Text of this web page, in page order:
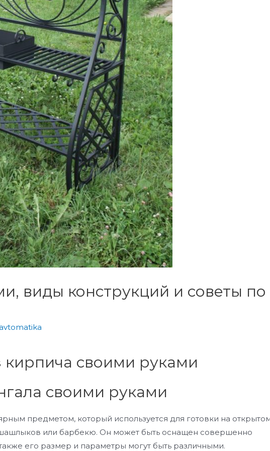
виды конструкций и советы по
своими руками
предметом, который используется для готовки на
или барбекю. Он может быть оснащен совершенно
его размер и параметры могут быть различными.